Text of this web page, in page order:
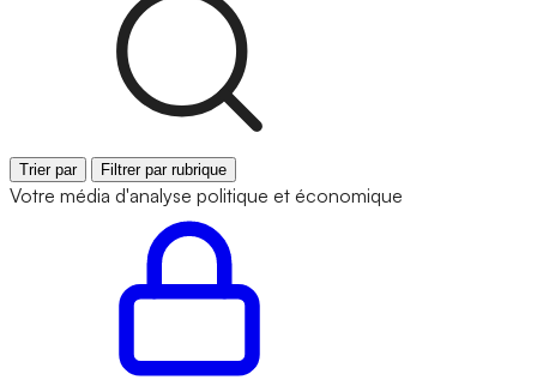
Trier par Filtrer par rubrique
Votre média d'analyse politique et économique